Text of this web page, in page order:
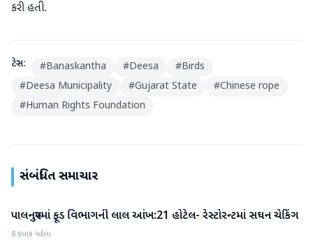
કરી હતી.
ટેગ્સ: #Banaskantha #Deesa #Birds
#Deesa Municipality #Gujarat State #Chinese rope
#Human Rights Foundation
સંબંધિત સમાચાર
બનાસકાંઠા
પાલનપુરમાં ફૂડ વિભાગની લાલ આંખ:21 હોટેલ- રેસ્ટોરન્ટમાં સઘન ચેકિંગ
8 કલાક પહેલા